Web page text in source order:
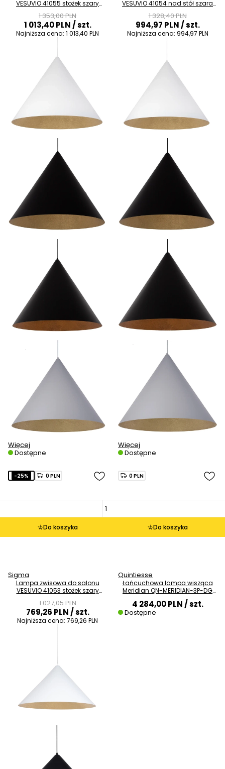
VESUVIO 41055 stożek szary
1 353,00 PLN
1 013,40 PLN/ szt.
Najniższa cena: 1 013,40 PLN
Więcej
Dostępne
VESUVIO 41054 nad stół szara
1 328,40 PLN
994,97 PLN/ szt.
Najniższa cena: 994,97 PLN
Więcej
Dostępne
Do koszyka
-25% 0 PLN
Sigma
Lampa zwisowa do salonu
VESUVIO 41053 stożek szary
1 027,05 PLN
769,26 PLN/ szt.
Najniższa cena: 769,26 PLN
Do koszyka
0 PLN
Quintiesse
Łańcuchowa lampa wisząca
Meridian QN-MERIDIAN-3P-DG
krążki przydymione złote
4 284,00 PLN/ szt.
Dostępne